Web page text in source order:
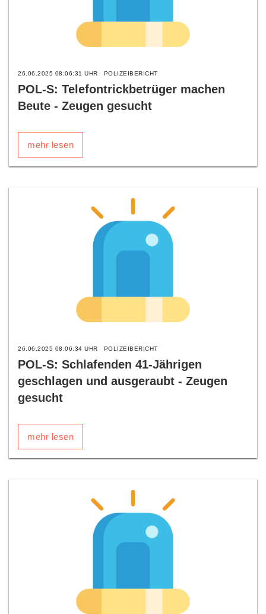
26.06.2025 08:06:31 UHR POLIZEIBERICHT
POL-S: Telefontrickbetrüger machen
Beute - Zeugen gesucht
mehr lesen
26.06.2025 08:06:34 UHR POLIZEIBERICHT
POL-S: Schlafenden 41-Jährigen
geschlagen und ausgeraubt - Zeugen
gesucht
mehr lesen